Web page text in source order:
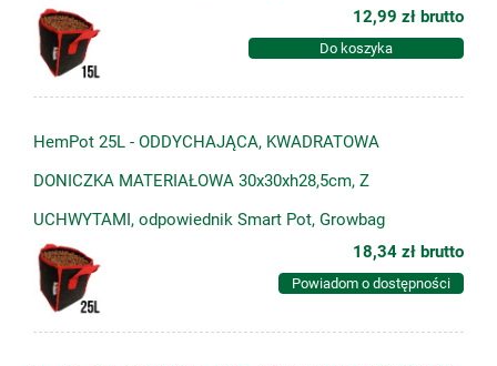
12,99 zł brutto
Do koszyka
HemPot 25L - ODDYCHAJĄCA, KWADRATOWA
DONICZKA MATERIAŁOWA 30x30xh28,5cm, Z
UCHWYTAMI, odpowiednik Smart Pot, Growbag
18,34 zł brutto
Powiadom o dostępności